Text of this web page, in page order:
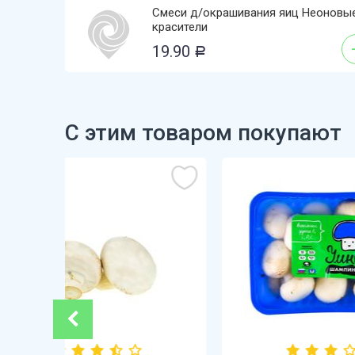
Смеси д/окрашивания яиц
красители
19.90 Р
С этим товаром покупают